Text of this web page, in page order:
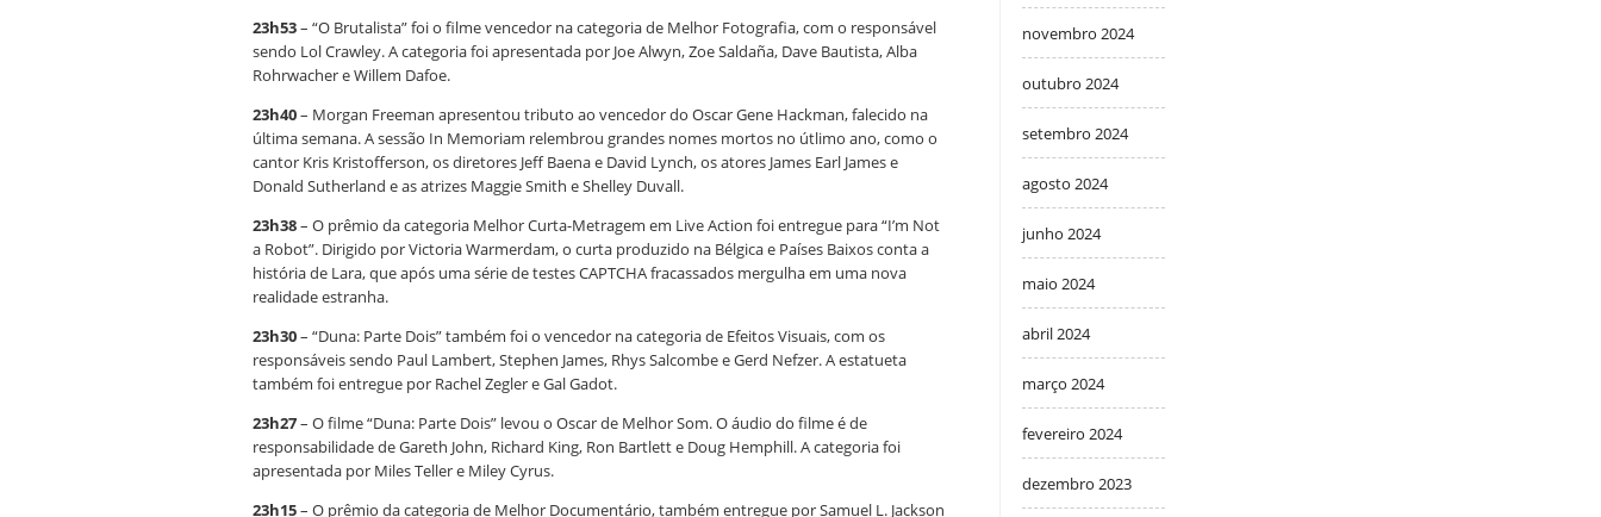
23h53– “O Brutalista” foi o filme vencedor na categoria de Melhor Fotografia, com o responsável
sendo Lol Crawley. A categoria foi apresentada por Joe Alwyn, Zoe Saldaña, Dave Bautista, Alba
Rohrwacher e Willem Dafoe.
23h40– Morgan Freeman apresentou tributo ao vencedor do Oscar Gene Hackman, falecido na
última semana. A sessão In Memoriam relembrou grandes nomes mortos no útlimo ano, como o
cantor Kris Kristofferson, os diretores Jeff Baena e David Lynch, os atores James Earl James e
Donald Sutherland e as atrizes Maggie Smith e Shelley Duvall.
23h38– O prêmio da categoria Melhor Curta-Metragem em Live Action foi entregue para “I’m Not
a Robot”. Dirigido por Victoria Warmerdam, o curta produzido na Bélgica e Países Baixos conta a
história de Lara, que após uma série de testes CAPTCHA fracassados ​​mergulha em uma nova
realidade estranha.
23h30– “Duna: Parte Dois” também foi o vencedor na categoria de Efeitos Visuais, com os
responsáveis sendo Paul Lambert, Stephen James, Rhys Salcombe e Gerd Nefzer. A estatueta
também foi entregue por Rachel Zegler e Gal Gadot.
23h27– O filme “Duna: Parte Dois” levou o Oscar de Melhor Som. O áudio do filme é de
responsabilidade de Gareth John, Richard King, Ron Bartlett e Doug Hemphill. A categoria foi
apresentada por Miles Teller e Miley Cyrus.
23h15– O prêmio da categoria de Melhor Documentário, também entregue por Samuel L. Jackson
novembro 2024
outubro 2024
setembro 2024
agosto 2024
junho 2024
maio 2024
abril 2024
março 2024
fevereiro 2024
dezembro 2023